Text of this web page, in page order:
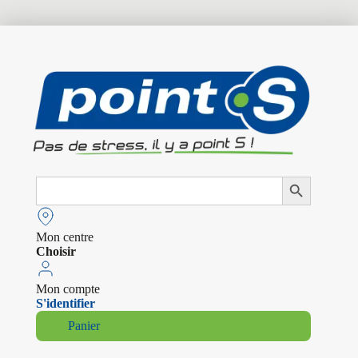
Search
Search Button
Mon centre
Choisir
Mon compte
S'identifier
Panier